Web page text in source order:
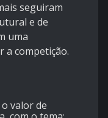
seguiram
e de
uma
a competição.
valor de